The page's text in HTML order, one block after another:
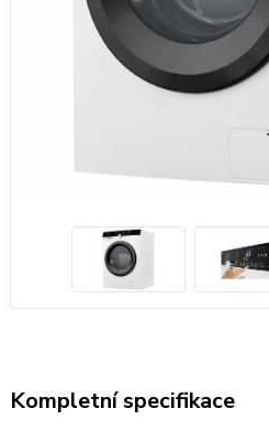
Kompletní specifikace